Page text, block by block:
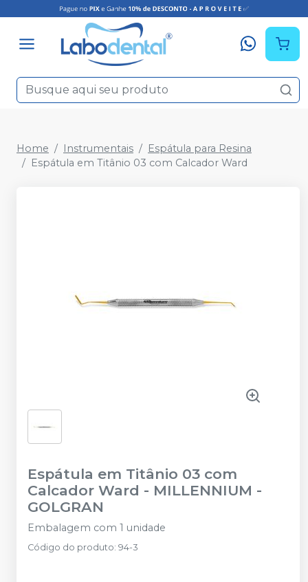
Home Instrumentais
Espátula para Resina
Espátula em Titânio 03 com Calcador Ward
Espátula em Titânio 03 com
Calcador Ward - MILLENNIUM -
GOLGRAN
Embalagem com 1 unidade
Código do produto: 94-3